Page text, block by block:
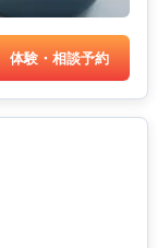
体験・相談予約